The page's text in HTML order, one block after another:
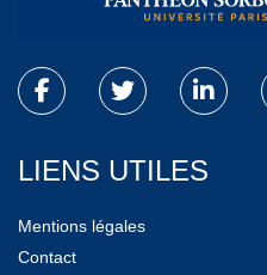
LIENS UTILES
Mentions légales
Contact